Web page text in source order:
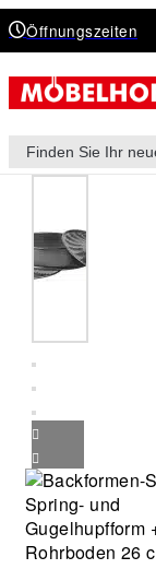
Öffnungszeiten
Products
search